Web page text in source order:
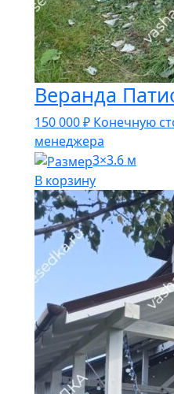
Веранда
150 000₽ Конечную
менеджера
3×3.6 м
В корзину